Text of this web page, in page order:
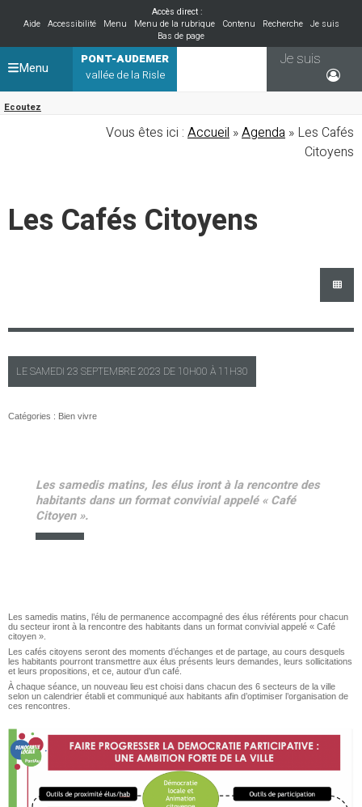
Accès direct :
Aide
Accessibilité Menu Menu de la rubrique Contenu Recherche
Je suis
Bas de page
PONT-AUDEMER
vallée de la Risle
Ecoutez
Je suis
Menu
Vous êtes ici : Accueil »Agenda » Les Cafés
Citoyens
Les Cafés Citoyens
LESAMEDI 23 SEPTEMBRE 2023 DE 10H00 À 11H30
Catégories : Bien vivre
Les samedis matins, les élus iront à la rencontre des
habitants dans un format convivial appelé « Café
Citoyen ».
Les samedis matins, l’élu de permanence accompagné des élus référents pour chacun
du secteur iront à la rencontre des habitants dans un format convivial appelé « Café
citoyen ».
Les cafés citoyens seront des moments d’échanges et de partage, au cours desquels
les habitants pourront transmettre aux élus présents leurs demandes, leurs sollicitations
et leurs propositions, et ce, autour d’un café.
À chaque séance, un nouveau lieu est choisi dans chacun des 6 secteurs de la ville
selon un calendrier établi et communiqué aux habitants afin d’optimiser l’organisation de
ces rencontres.